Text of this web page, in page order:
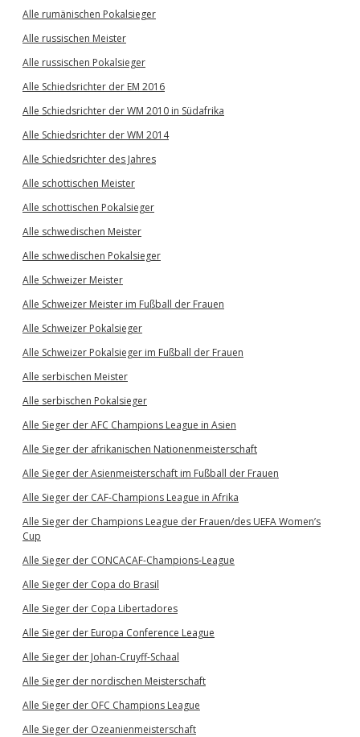
Alle rumänischen Pokalsieger
Alle russischen Meister
Alle russischen Pokalsieger
Alle Schiedsrichter der EM 2016
Alle Schiedsrichter der WM 2010 in Südafrika
Alle Schiedsrichter der WM 2014
Alle Schiedsrichter des Jahres
Alle schottischen Meister
Alle schottischen Pokalsieger
Alle schwedischen Meister
Alle schwedischen Pokalsieger
Alle Schweizer Meister
Alle Schweizer Meister im Fußball der Frauen
Alle Schweizer Pokalsieger
Alle Schweizer Pokalsieger im Fußball der Frauen
Alle serbischen Meister
Alle serbischen Pokalsieger
Alle Sieger der AFC Champions League in Asien
Alle Sieger der afrikanischen Nationenmeisterschaft
Alle Sieger der Asienmeisterschaft im Fußball der Frauen
Alle Sieger der CAF-Champions League in Afrika
Alle Sieger der Champions League der Frauen/des UEFA Women’s
Cup
Alle Sieger der CONCACAF-Champions-League
Alle Sieger der Copa do Brasil
Alle Sieger der Copa Libertadores
Alle Sieger der Europa Conference League
Alle Sieger der Johan-Cruyff-Schaal
Alle Sieger der nordischen Meisterschaft
Alle Sieger der OFC Champions League
Alle Sieger der Ozeanienmeisterschaft